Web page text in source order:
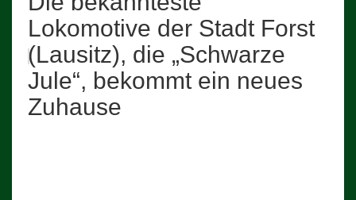
Lokomotive der Stadt Forst
(Lausitz), die „Schwarze
Jule“, bekommt ein neues
Zuhause